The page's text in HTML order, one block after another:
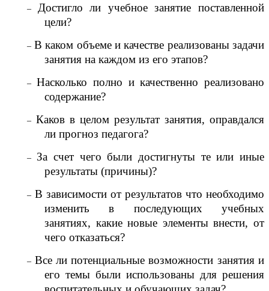
–
Достигло ли учебное занятие поставленной
цели?
– В каком объеме и качестве реализованы задачи
занятия на каждом из его этапов?
– Насколько полно и качественно реализовано
содержание?
– Каков в целом результат занятия, оправдался
ли прогноз педагога?
– За счет чего были достигнуты те или иные
результаты (причины)?
– В зависимости от результатов что необходимо
изменить в последующих учебных
занятиях, какие новые элементы внести, от
чего отказаться?
– Все ли потенциальные возможности занятия и
его темы были использованы для решения